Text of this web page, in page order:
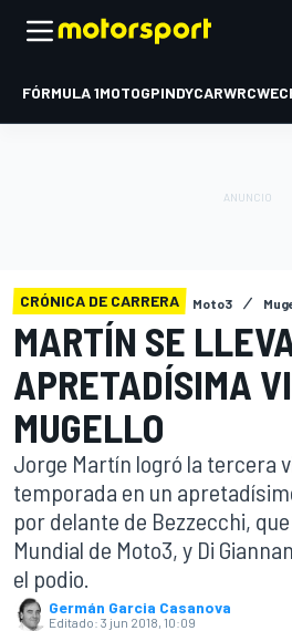
FÓRMULA 1MOTOGPINDYCARWRCWEC
CRÓNICA DE CARRERA Moto3
MARTÍN SE
APRETADÍSIMA
MUGELLO
Jorge Martín logró la tercera
temporada en un
por delante de Bezzecchi,
Mundial de Moto3, y Di
el podio.
Germán Garcia Casanova
Editado: 3 jun 2018, 10:09